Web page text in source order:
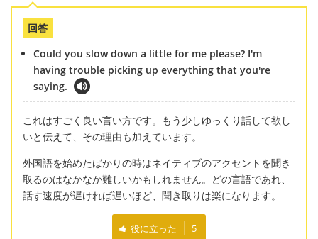
回答
Could you slow down a little for me please? I'm
having trouble picking up everything that you're
saying.
これはすごく良い言い方です。もう少しゆっくり話して欲し
いと伝えて、その理由も加えています。
外国語を始めたばかりの時はネイティブのアクセントを聞き
取るのはなかなか難しいかもしれません。どの言語であれ、
話す速度が遅ければ遅いほど、聞き取りは楽になります。
役に立った 5